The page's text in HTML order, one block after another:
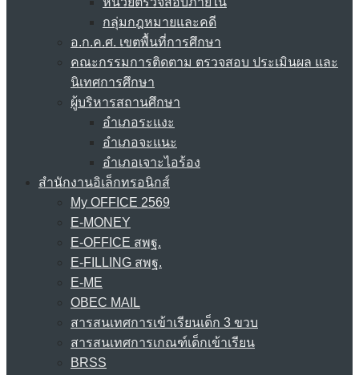
กลุ่มกฎหมายและคดี
อ.ก.ค.ศ. เขตพื้นที่การศึกษา
คณะกรรมการติดตาม ตรวจสอบ ประเมินผล และ
นิเทศการศึกษา
ผู้บริหารสถานศึกษา
อำเภอระแงะ
อำเภอจะแนะ
อำเภอเจาะไอร้อง
สำนักงานอิเล็กทรอนิกส์
My OFFICE 2569
E-MONEY
E-OFFICE สพฐ.
E-FILLING สพฐ.
E-ME
OBEC MAIL
สารสนเทศการเข้าเรียนเด็ก 3 ขวบ
สารสนเทศการเกณฑ์เด็กเข้าเรียน
BRSS